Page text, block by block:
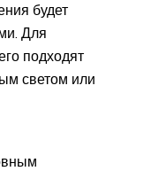
будет
Для
подходят
светом или